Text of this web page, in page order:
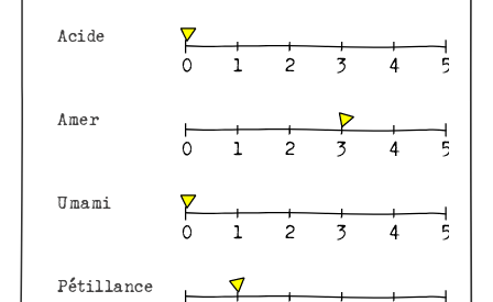
Acide
Amer
Umami
Pétillance